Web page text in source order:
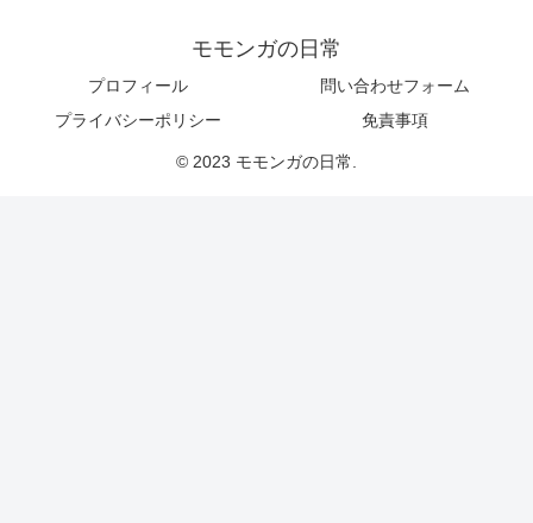
モモンガの日常
プロフィール
問い合わせフォーム
プライバシーポリシー
免責事項
© 2023 モモンガの日常.